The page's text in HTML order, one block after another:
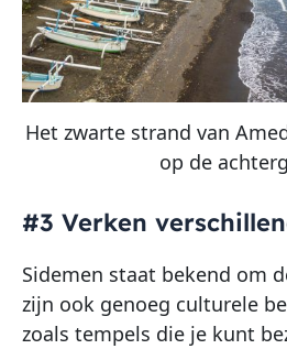
Het zwarte strand van
op de
#3 Verken
Sidemen staat bekend om
zijn ook genoeg culturele
zoals tempels die je kunt